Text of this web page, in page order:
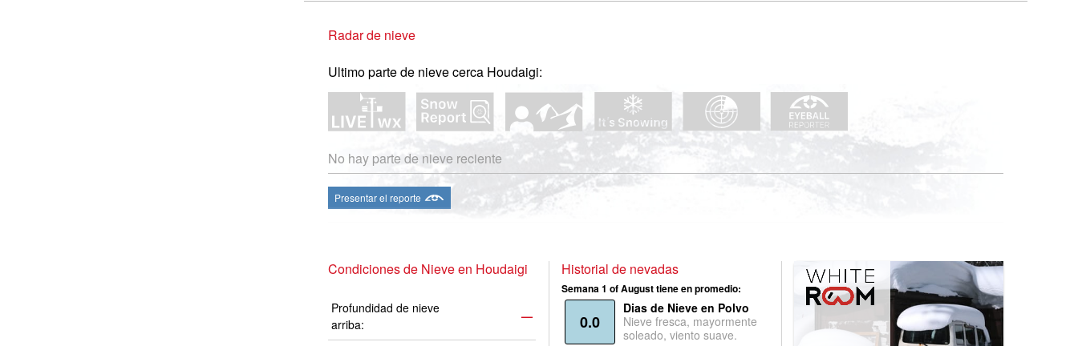
Radar de nieve
Ultimo parte de nieve cerca Houdaigi:
No hay parte de nieve reciente
Presentar el reporte
Condiciones de Nieve en Houdaigi
Profundidad de nieve
arriba:
—
Historial de nevadas
Semana 1 of August tiene en promedio:
0.0
Dias de Nieve en Polvo
Nieve fresca, mayormente
soleado, viento suave.